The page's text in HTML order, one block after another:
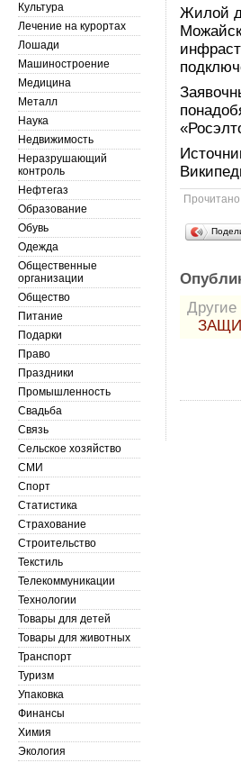
Жилой
Другие
Культура
Лечение на курортах
Лошади
Машиностроение
Медицина
Металл
Наука
Недвижимость
Неразрушающий
контроль
Нефтегаз
Образование
Обувь
Одежда
Общественные
организации
Общество
Питание
Подарки
Право
Праздники
Промышленность
Свадьба
Связь
Сельское хозяйство
СМИ
Спорт
Статистика
Страхование
Строительство
Текстиль
Телекоммуникации
Технологии
Товары для детей
Товары для животных
Транспорт
Туризм
Упаковка
Финансы
Химия
Экология